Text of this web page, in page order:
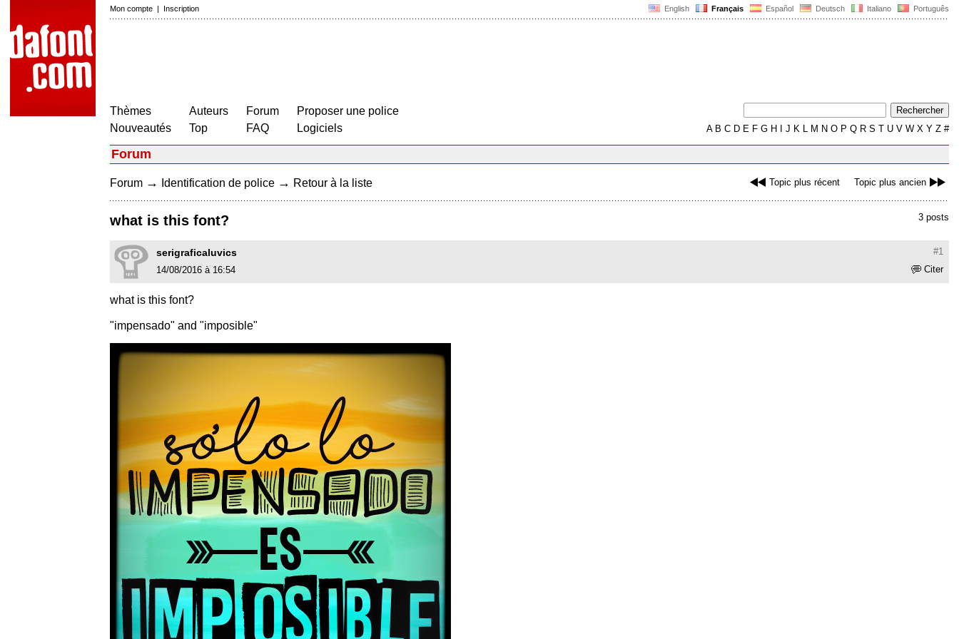
English Français Español Deutsch Italiano Português
Mon compte | Inscription
Thèmes
Nouveautés
Auteurs
Top
Forum
FAQ
Proposer une police
Logiciels
AB C D E F G H J K L M N O P Q R S T U V W X Y Z #
Forum
Topic plus récent Topic plus ancien
Forum → Identification de police → Retour à la liste
3 posts
what is this font?
#1
serigraficaluvics
Citer
14/08/2016 à 16:54
what is this font?
"impensado" and "imposible"